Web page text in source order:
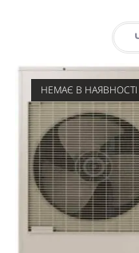
НЕМАЄ В НАЯВНОСТІ